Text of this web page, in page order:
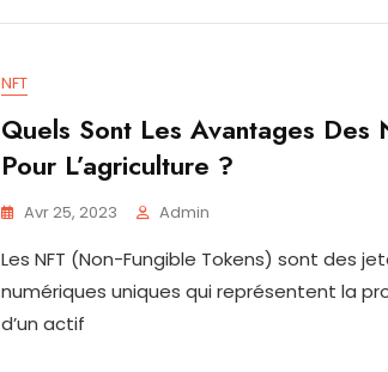
NFT
Quels Sont Les Avantages Des
Pour L’agriculture ?
Avr 25, 2023 Admin
Les NFT (Non-Fungible Tokens) sont des
numériques uniques qui représentent la
d’un actif